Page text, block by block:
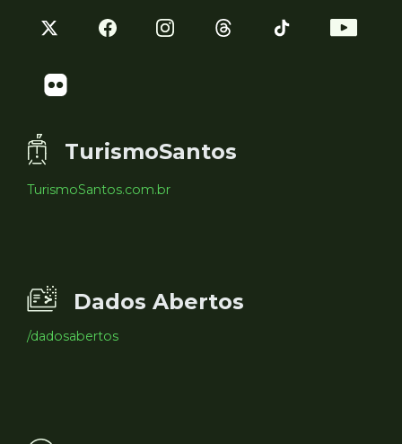
TurismoSantos
TurismoSantos.com.br
Dados Abertos
/dadosabertos